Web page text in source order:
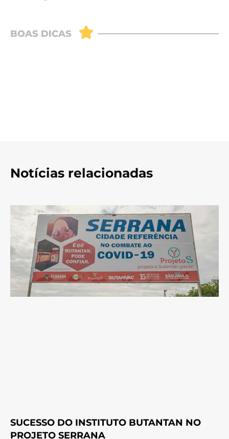
Notícias relacionadas
SUCESSO DO INSTITUTO BUTANTAN NO
PROJETO SERRANA